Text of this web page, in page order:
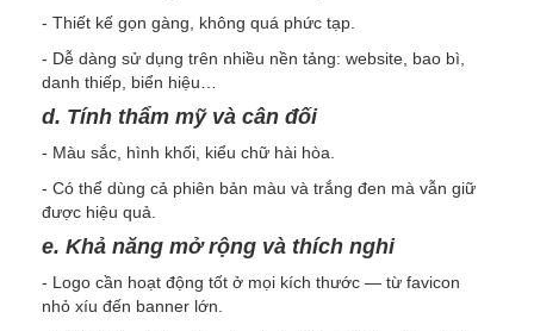
- Thiết kế gọn gàng, không quá phức tạp.
- Dễ dàng sử dụng trên nhiều nền tảng: website, bao bì,
danh thiếp, biển hiệu…
d. Tính thẩm mỹ và cân đối
- Màu sắc, hình khối, kiểu chữ hài hòa.
- Có thể dùng cả phiên bản màu và trắng đen mà vẫn giữ
được hiệu quả.
e. Khả năng mở rộng và thích nghi
- Logo cần hoạt động tốt ở mọi kích thước — từ favicon
nhỏ xíu đến banner lớn.